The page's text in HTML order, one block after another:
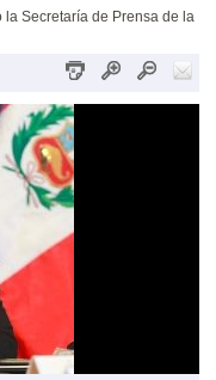
Secretaría de Prensa de la